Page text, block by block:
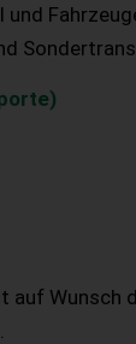
und
auf Wunsch